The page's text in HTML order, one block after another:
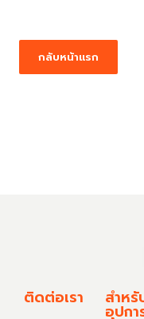
กลับหน้าแรก
ติดต่อเรา สำห
อุปกา